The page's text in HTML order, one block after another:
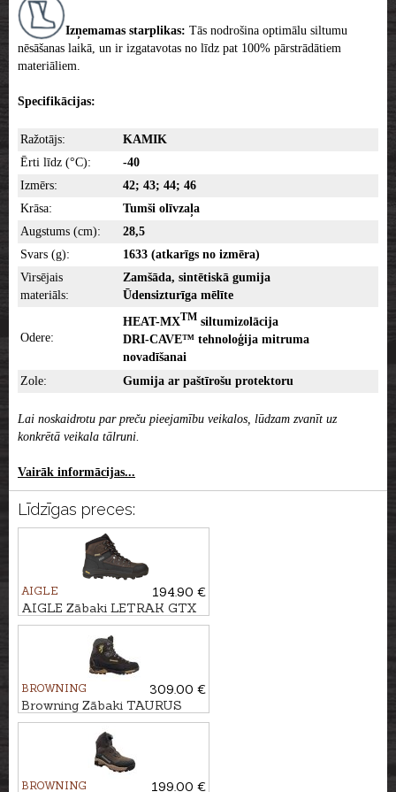
Izņemamas starplikas: Tās nodrošina optimālu siltumu
nēsāšanas laikā, un ir izgatavotas no līdz pat 100% pārstrādātiem
materiāliem.
Specifikācijas:
Ražotājs:
KAMIK
Ērti līdz (°C):
-40
Izmērs:
42; 43; 44; 46
Krāsa:
Tumši olīvzaļa
Augstums (cm):
28,5
Svars (g):
1633 (atkarīgs no izmēra)
Virsējais
materiāls:
Zamšāda, sintētiskā gumija
Ūdensizturīga mēlīte
Odere:
HEAT-MXTM siltumizolācija
DRI-CAVE™ tehnoloģija mitruma
novadīšanai
Zole:
Gumija ar paštīrošu protektoru
Lai noskaidrotu par preču pieejamību veikalos, lūdzam zvanīt uz
konkrētā veikala tālruni.
Vairāk informācijas...
Līdzīgas preces:
AIGLE
194.90 €
AIGLE Zābaki LETRAK GTX
BROWNING
309.00 €
Browning Zābaki TAURUS
BROWNING 199.00 €